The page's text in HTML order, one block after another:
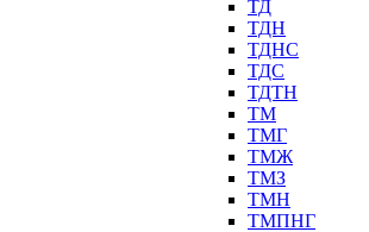
ТД
ТДН
ТДНС
ТДС
ТДТН
ТМ
ТМГ
ТМЖ
ТМЗ
ТМН
ТМПНГ